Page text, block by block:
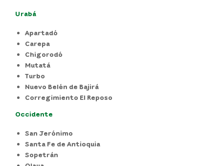
Urabá
Apartadó
Carepa
Chigorodó
Mutatá
Turbo
Nuevo Belén de Bajirá
Corregimiento El Reposo
Occidente
San Jerónimo
Santa Fe de Antioquia
Sopetrán